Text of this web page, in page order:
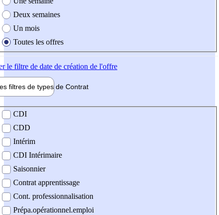
Deux semaines
Un mois
Toutes les offres
le filtre de date de création de l'offre
filtres de types de Contrat
contrat
CDI
CDD
Intérim
CDI Intérimaire
Saisonnier
Contrat apprentissage
Cont. professionnalisation
Prépa.opérationnel.emploi